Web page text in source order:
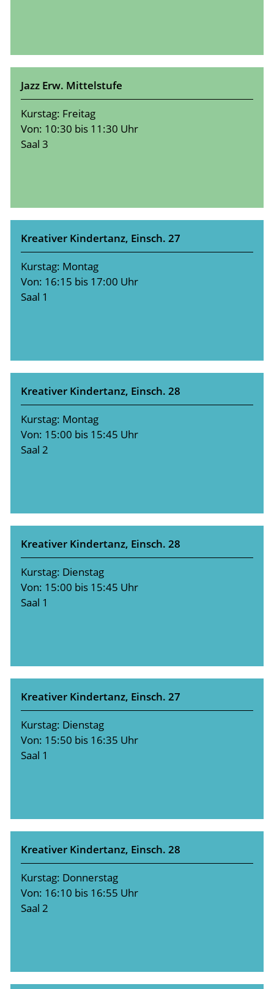
Jazz Erw. Mittelstufe
Kurstag: Freitag
Von: 10:30 bis 11:30 Uhr
Saal 3
Kreativer Kindertanz, Einsch. 27
Kurstag: Montag
Von: 16:15 bis 17:00 Uhr
Saal 1
Kreativer Kindertanz, Einsch. 28
Kurstag: Montag
Von: 15:00 bis 15:45 Uhr
Saal 2
Kreativer Kindertanz, Einsch. 28
Kurstag: Dienstag
Von: 15:00 bis 15:45 Uhr
Saal 1
Kreativer Kindertanz, Einsch. 27
Kurstag: Dienstag
Von: 15:50 bis 16:35 Uhr
Saal 1
Kreativer Kindertanz, Einsch. 28
Kurstag: Donnerstag
Von: 16:10 bis 16:55 Uhr
Saal 2